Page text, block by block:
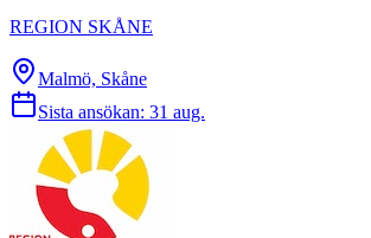
REGION SKÅNE
Malmö, Skåne
Sista ansökan: 31 aug.